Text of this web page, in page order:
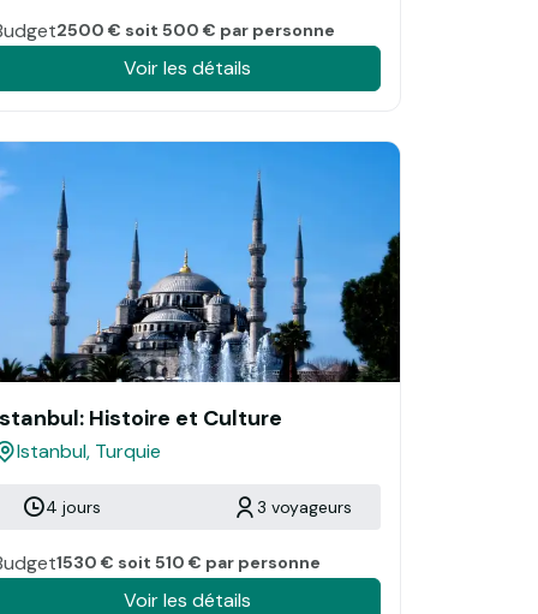
2500 € soit 500 € par personne
Voir les détails
Histoire et Culture
Istanbul, Turquie
4 jours 3 voyageurs
1530 € soit 510 € par personne
Voir les détails